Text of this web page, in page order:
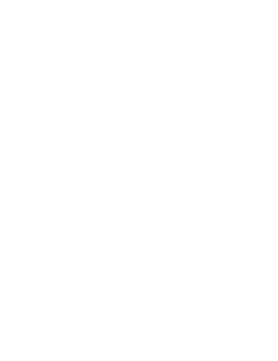
в любой регион, страны